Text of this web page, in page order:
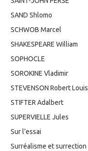
SAND Shlomo
SCHWOB Marcel
SHAKESPEARE William
SOPHOCLE
SOROKINE Vladimir
STEVENSON Robert Louis
STIFTER Adalbert
SUPERVIELLE Jules
Sur l’essai
Surréalisme et surrection